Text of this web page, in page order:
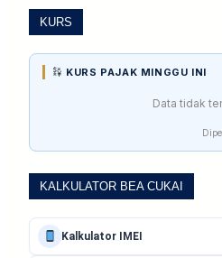
KURS
KURS PAJAK MINGGU INI
Data tidak
KALKULATOR BEA CUKAI
Kalkulator IMEI